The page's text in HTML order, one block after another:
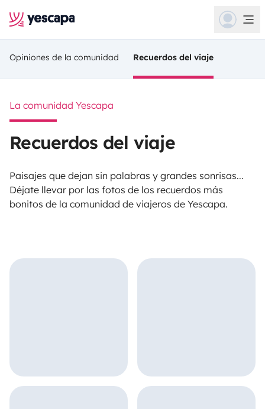
Opiniones de la comunidad Recuerdos del viaje
La comunidad Yescapa
Recuerdos del viaje
Paisajes que dejan sin palabras y grandes sonrisas...
Déjate llevar por las fotos de los recuerdos más
bonitos de la comunidad de viajeros de Yescapa.